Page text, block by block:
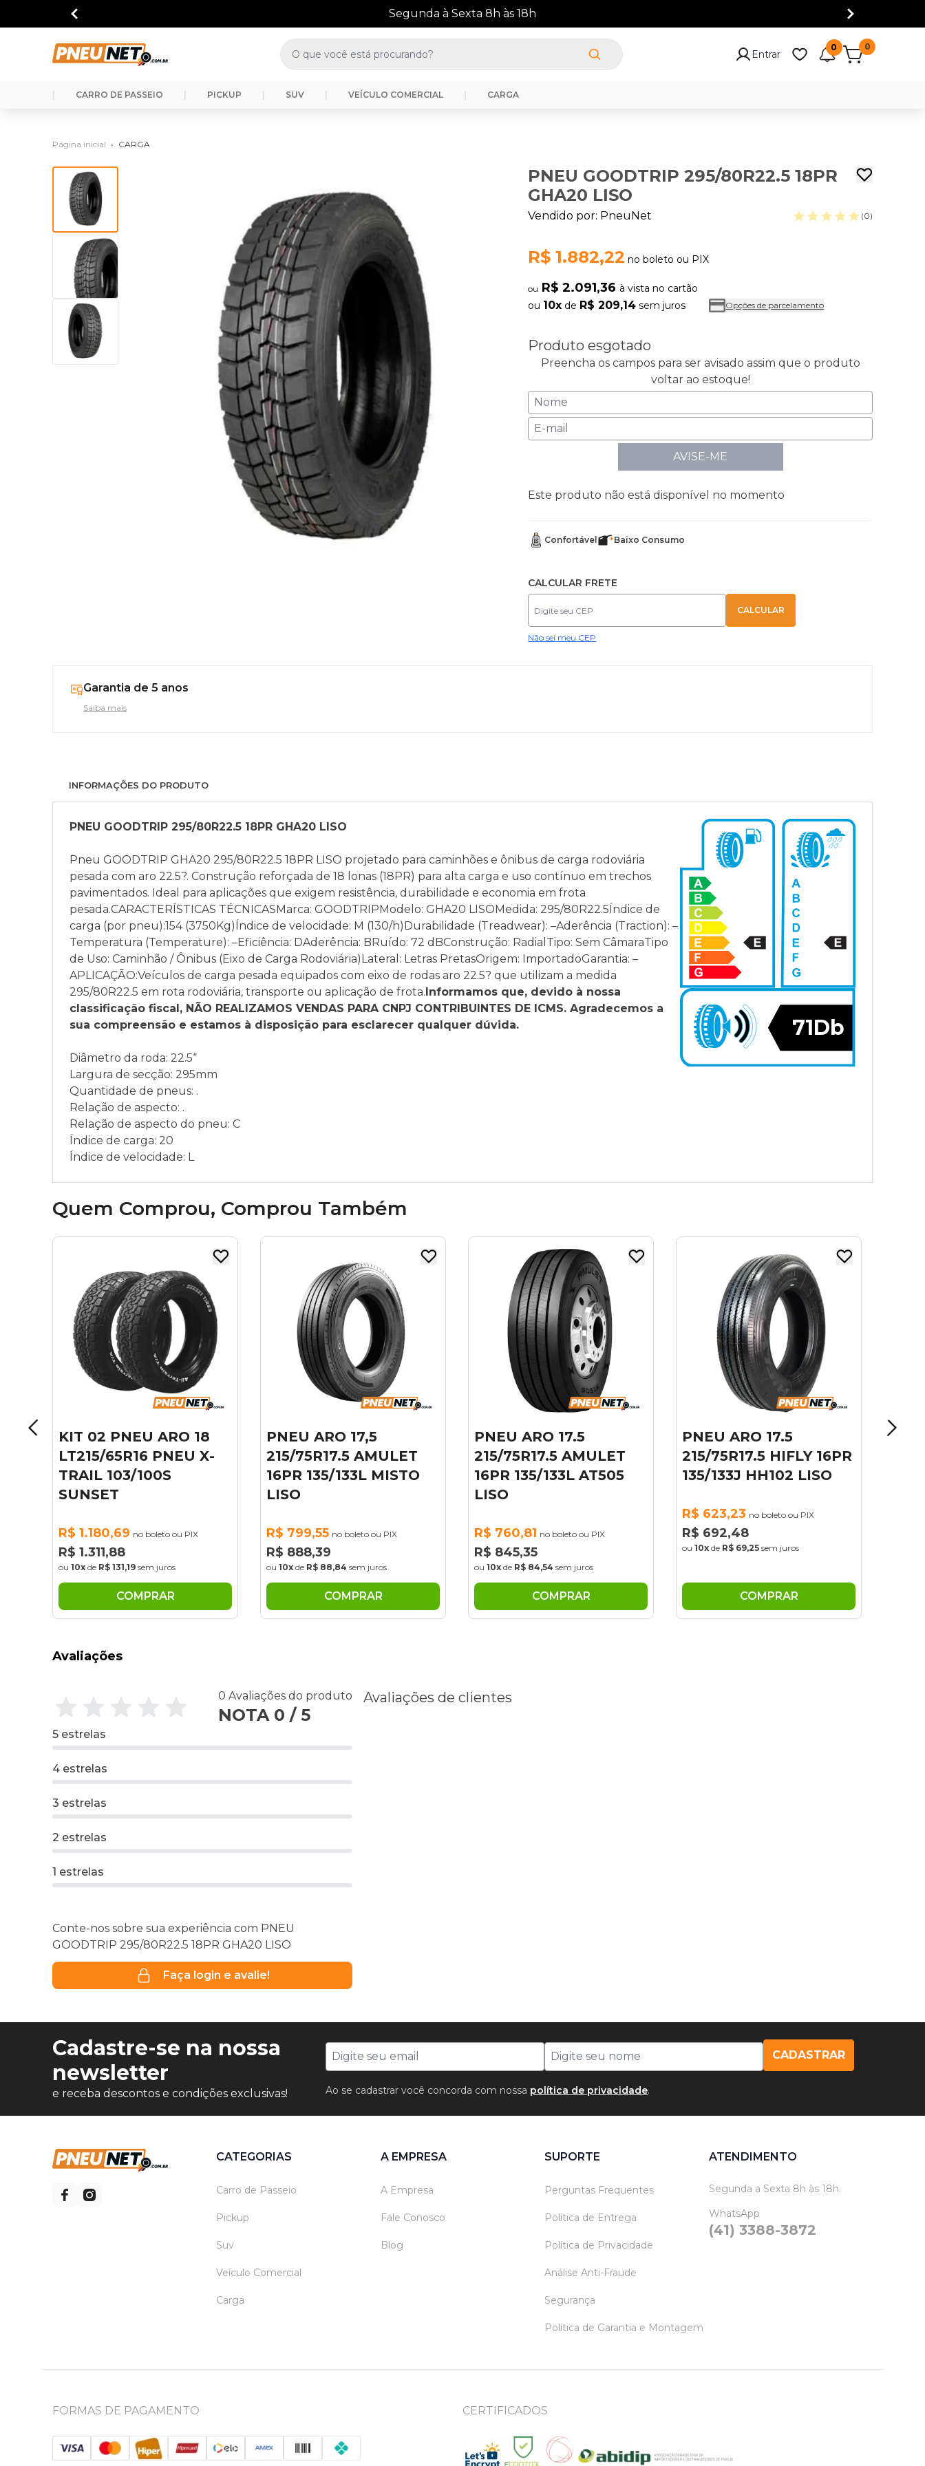
(41) 3388-3872
Entrar
0 0
CARRO DE PASSEIO PICKUP SUV VEÍCULO COMERCIAL CARGA
Página inicial • CARGA
PNEU GOODTRIP 295/80R22.5 18PR
GHA20 LISO
Vendido por: PneuNet (0)
R$ 1.882,22 no boleto ou PIX
ou R$ 2.091,36 à vista no cartão
ou 10x de R$ 209,14 sem juros Opções de parcelamento
Produto esgotado
Preencha os campos para ser avisado assim que o produto
voltar ao estoque!
AVISE-ME
Este produto não está disponível no momento
Confortável Baixo Consumo
CALCULAR FRETE
Não sei meu CEP
Garantia de 5 anos
Saiba mais
INFORMAÇÕES DO PRODUTO
PNEU GOODTRIP 295/80R22.5 18PR GHA20 LISO
Pneu GOODTRIP GHA20 295/80R22.5 18PR LISO projetado para caminhões e ônibus de carga rodoviária
pesada com aro 22.5?. Construção reforçada de 18 lonas (18PR) para alta carga e uso contínuo em trechos
pavimentados. Ideal para aplicações que exigem resistência, durabilidade e economia em frota
pesada.CARACTERÍSTICAS TÉCNICASMarca: GOODTRIPModelo: GHA20 LISOMedida: 295/80R22.5Índice de
carga (por pneu):154 (3750Kg)Índice de velocidade: M (130/h)Durabilidade (Treadwear): –Aderência (Traction): –
Temperatura (Temperature): –Eficiência: DAderência: BRuído: 72 dBConstrução: RadialTipo: Sem CâmaraTipo
de Uso: Caminhão / Ônibus (Eixo de Carga Rodoviária)Lateral: Letras PretasOrigem: ImportadoGarantia: –
APLICAÇÃO:Veículos de carga pesada equipados com eixo de rodas aro 22.5? que utilizam a medida
295/80R22.5 em rota rodoviária, transporte ou aplicação de frota.Informamos que, devido à nossa
classificação fiscal, NÃO REALIZAMOS VENDAS PARA CNPJ CONTRIBUINTES DE ICMS. Agradecemos a
sua compreensão e estamos à disposição para esclarecer qualquer dúvida.
Diâmetro da roda: 22.5“
Largura de secção: 295mm
Quantidade de pneus: .
Relação de aspecto: .
Relação de aspecto do pneu: C
Índice de carga: 20
Índice de velocidade: L
71Db
Quem Comprou, Comprou Também
PNEU ARO 17,5
215/75R17.5 AMULET
16PR 135/133L MISTO
LISO
R$ 799,55 no boleto ou PIX
R$ 888,39
ou10x deR$ 88,84sem juros
COMPRAR
PNEU ARO 17.5
215/75R17.5 AMULET
16PR 135/133L AT505
LISO
R$ 760,81 no boleto ou PIX
R$ 845,35
ou10x deR$ 84,54sem juros
COMPRAR
PNEU ARO 17.5
215/75R17.5 HIFLY 16PR
135/133J HH102 LISO
R$ 692,48
ou10x deR$ 69,25
COMPRAR
PNEU ARO 17.5 XBRI
235/75R17.5 18PR
143/141J ECOPLUS A2
R$ 741,70 no boleto ou PIX
R$ 824,11
deR$ 82,41sem juros
COMPRAR
Avaliações
0 Avaliações do produto
NOTA 0 / 5
5 estrelas
4 estrelas
3 estrelas
2 estrelas
1 estrelas
Conte-nos sobre sua experiência com PNEU
GOODTRIP 295/80R22.5 18PR GHA20 LISO
Faça login e avalie!
Avaliações de clientes
Cadastre-se na nossa
newsletter
e receba descontos e condições exclusivas!
CADASTRAR
Ao se cadastrar você concorda com nossa política de privacidade.
CATEGORIAS
Carro de Passeio
Pickup
Suv
Veículo Comercial
Carga
A EMPRESA
A Empresa
Fale Conosco
Blog
SUPORTE
Perguntas Frequentes
Política de Entrega
Política de Privacidade
Análise Anti-Fraude
Segurança
Política de Garantia e Montagem
ATENDIMENTO
Segunda a Sexta 8h às 18h.
WhatsApp
(41) 3388-3872
FORMAS DE PAGAMENTO CERTIFICADOS